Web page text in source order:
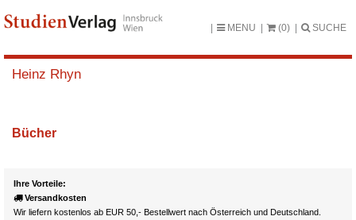
MENU (0) SUCHE
Heinz Rhyn
Bücher
Ihre Vorteile:
Versandkosten
Wir liefern kostenlos ab EUR 50,- Bestellwert nach Österreich und Deutschland.